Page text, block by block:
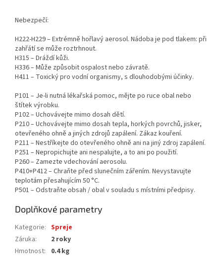
Nebezpečí:
H222-H229 – Extrémně hořlavý aerosol. Nádoba je pod tlakem: při
zahřátí se může roztrhnout.
H315 – Dráždí kůži.
H336 – Může způsobit ospalost nebo závratě.
H411 – Toxický pro vodní organismy, s dlouhodobými účinky.
P101 – Je-li nutná lékařská pomoc, mějte po ruce obal nebo
štítek výrobku.
P102 – Uchovávejte mimo dosah dětí.
P210 – Uchovávejte mimo dosah tepla, horkých povrchů, jisker,
otevřeného ohně a jiných zdrojů zapálení. Zákaz kouření.
P211 – Nestříkejte do otevřeného ohně ani na jiný zdroj zapálení.
P251 – Nepropichujte ani nespalujte, a to ani po použití.
P260 – Zamezte vdechování aerosolu.
P410+P412 – Chraňte před slunečním zářením. Nevystavujte
teplotám přesahujícím 50 °C.
P501 – Odstraňte obsah / obal v souladu s místními předpisy.
Doplňkové parametry
Kategorie: Spreje
Záruka:
2 roky
Hmotnost: 0.4 kg